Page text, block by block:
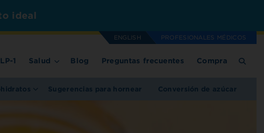
ideal
ENGLISH PROFESIONALES MÉDICOS
1 Salud Blog Preguntas frecuentes Compra
Sugerencias para hornear Conversión de azúcar